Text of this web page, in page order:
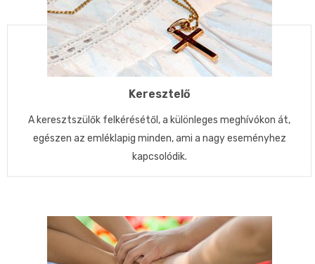
Keresztelő
A keresztszülők felkérésétől, a különleges meghívókon át,
egészen az emléklapig minden, ami a nagy eseményhez
kapcsolódik.